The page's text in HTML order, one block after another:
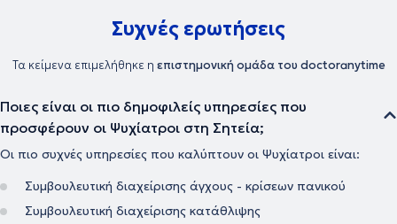
Συχνές ερωτήσεις
Τα κείμενα επιμελήθηκε η επιστημονική ομάδα του doctoranytime
Ποιες είναι οι πιο δημοφιλείς υπηρεσίες που
προσφέρουν οι Ψυχίατροι στη Σητεία;
Οι πιο συχνές υπηρεσίες που καλύπτουν οι Ψυχίατροι είναι:
Συμβουλευτική διαχείρισης άγχους - κρίσεων πανικού
Συμβουλευτική διαχείρισης κατάθλιψης